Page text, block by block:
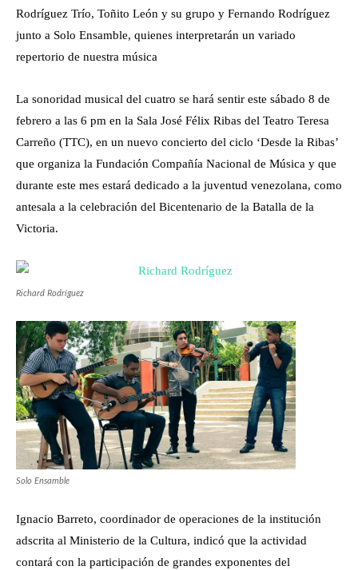
Rodríguez Trío, Toñito León y su grupo y Fernando Rodríguez
junto a Solo Ensamble, quienes interpretarán un variado
repertorio de nuestra música
La sonoridad musical del cuatro se hará sentir este sábado 8 de
febrero a las 6 pm en la Sala José Félix Ribas del Teatro Teresa
Carreño (TTC), en un nuevo concierto del ciclo ‘Desde la Ribas’
que organiza la Fundación Compañía Nacional de Música y que
durante este mes estará dedicado a la juventud venezolana, como
antesala a la celebración del Bicentenario de la Batalla de la
Victoria.
Richard Rodríguez
Solo Ensamble
Ignacio Barreto, coordinador de operaciones de la institución
adscrita al Ministerio de la Cultura, indicó que la actividad
contará con la participación de grandes exponentes del